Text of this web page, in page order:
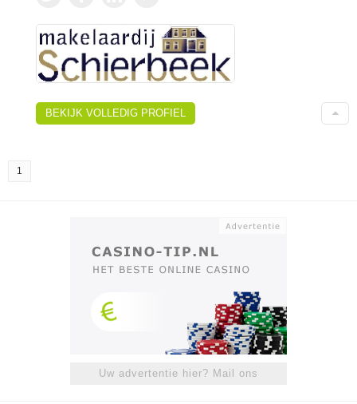
BEKIJK VOLLEDIG PROFIEL
1
Uw advertentie hier? Mail ons